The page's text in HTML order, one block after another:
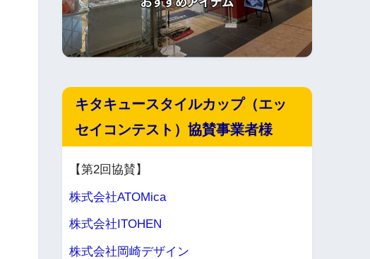
キタキュースタイルカップ（エッ
セイコンテスト）協賛事業者様
【第2回協賛】
株式会社ATOMica
株式会社ITOHEN
株式会社岡崎デザイン